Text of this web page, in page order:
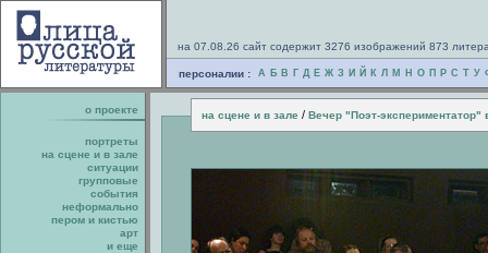
на 07.08.26 сайт содержит 3276 изображений 873
персоналии : А Б В Г Д Е Ж З И Й К Л М Н О П Р С Т У
о проекте на сцене и в зале / Вечер "Поэт-экспериментатор"
портреты
на сцене и в зале
ситуации
групповые
события
неформально
пером и кистью
арт
и еще